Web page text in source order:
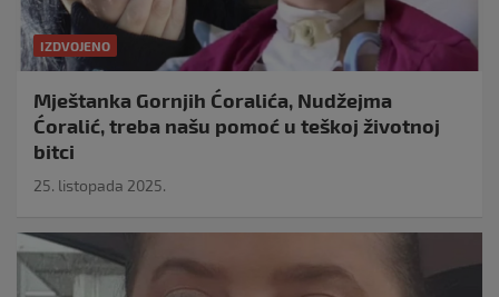
IZDVOJENO
Mještanka Gornjih Ćoralića, Nudžejma
Ćoralić, treba našu pomoć u teškoj životnoj
bitci
25. listopada 2025.